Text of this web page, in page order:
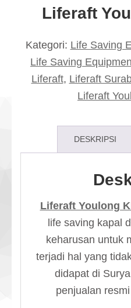
Liferaft
Kategori: Life Saving
Life Saving
Liferaft, Liferaft
Liferaft
DESKRIPSI
Liferaft Youlong
life saving kapal
keharusan untuk
terjadi hal yang
didapat di
penjualan